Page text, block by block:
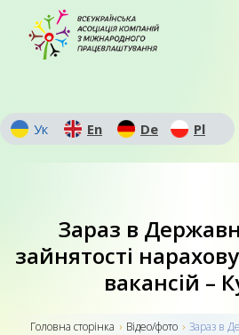
Ук En De Pl
Зараз в
зайнятості
вакансій –
Головна сторiнка › Відео/фото › Зараз в